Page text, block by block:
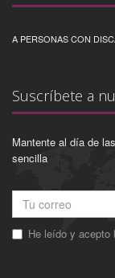
A PERSONAS CON
Suscríbete a
Mantente al día de
sencilla
He leído y acepto